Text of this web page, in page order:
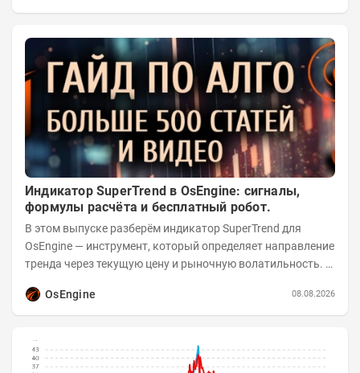
Индикатор SuperTrend в OsEngine: сигналы,
формулы расчёта и бесплатный робот.
В этом выпуске разберём индикатор SuperTrend для
OsEngine — инструмент, который определяет направление
тренда через текущую цену и рыночную волатильность. В
OsEngine
08.08.2026